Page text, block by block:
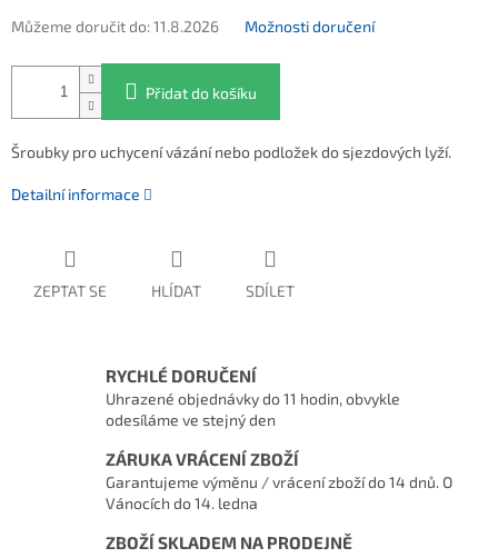
Můžeme doručit do:11.8.2026 Možnosti doručení
Přidat do košíku
Šroubky pro uchycení vázání nebo podložek do sjezdových lyží.
Detailní informace
ZEPTAT SE HLÍDAT SDÍLET
RYCHLÉ DORUČENÍ
Uhrazené objednávky do 11 hodin, obvykle
odesíláme ve stejný den
ZÁRUKA VRÁCENÍ ZBOŽÍ
Garantujeme výměnu / vrácení zboží do 14 dnů. O
Vánocích do 14. ledna
ZBOŽÍ SKLADEM NA PRODEJNĚ